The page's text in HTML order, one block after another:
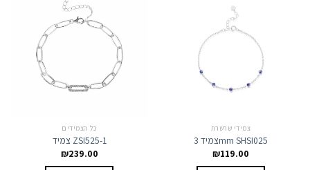
כל הצמידים
צמיד ZSI525-1
₪239.00
צמידי שרשרת
צמיד 3mm SHSI025
₪119.00